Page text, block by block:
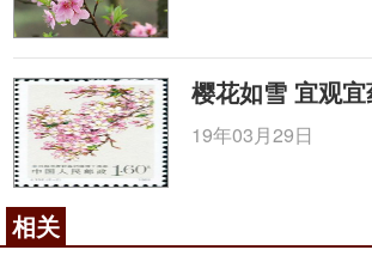
樱花如雪 宜观
19年03月29日
相关